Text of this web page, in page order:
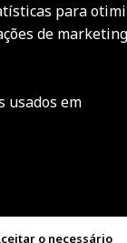
para
de marketing
usados ​​em
o necessário